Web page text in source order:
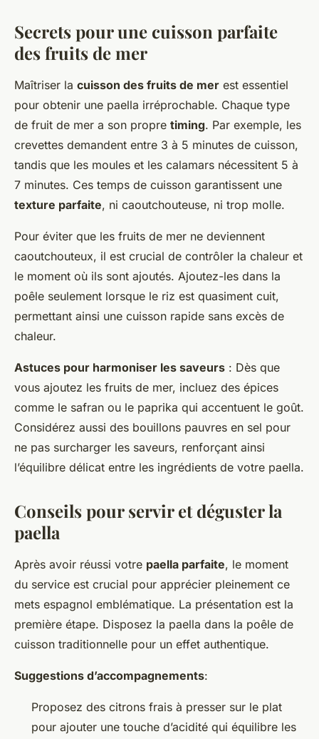
Secrets pour une cuisson parfaite
des fruits de mer
Maîtriser la cuisson des fruits de mer est essentiel
pour obtenir une paella irréprochable. Chaque type
de fruit de mer a son propre timing. Par exemple, les
crevettes demandent entre 3 à 5 minutes de cuisson,
tandis que les moules et les calamars nécessitent 5 à
7 minutes. Ces temps de cuisson garantissent une
texture parfaite, ni caoutchouteuse, ni trop molle.
Pour éviter que les fruits de mer ne deviennent
caoutchouteux, il est crucial de contrôler la chaleur et
le moment où ils sont ajoutés. Ajoutez-les dans la
poêle seulement lorsque le riz est quasiment cuit,
permettant ainsi une cuisson rapide sans excès de
chaleur.
Astuces pour harmoniser les saveurs : Dès que
vous ajoutez les fruits de mer, incluez des épices
comme le safran ou le paprika qui accentuent le goût.
Considérez aussi des bouillons pauvres en sel pour
ne pas surcharger les saveurs, renforçant ainsi
l’équilibre délicat entre les ingrédients de votre paella.
Conseils pour servir et déguster la
paella
Après avoir réussi votre paella parfaite, le moment
du service est crucial pour apprécier pleinement ce
mets espagnol emblématique. La présentation est la
première étape. Disposez la paella dans la poêle de
cuisson traditionnelle pour un effet authentique.
Suggestions d’accompagnements:
Proposez des citrons frais à presser sur le plat
pour ajouter une touche d’acidité qui équilibre les